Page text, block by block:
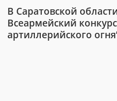
В Саратовской
Всеармейский
артиллерийского